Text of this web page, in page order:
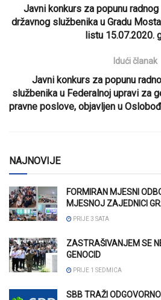
Javni konkurs za popunu
državnog službenika u Gradu
listu 15.07.2020.
Idući članak
Javni konkurs za popunu
službenika u Federalnoj upravi za
pravne poslove, objavljen u
NAJNOVIJE
FORMIRAN MJESNI
MJESNOJ ZAJEDNICI
PRIJE 3 SATA
ZASTRAŠIVANJEM SE
GENOCID
PRIJE 1 SEDMICA
SBB TRAŽI